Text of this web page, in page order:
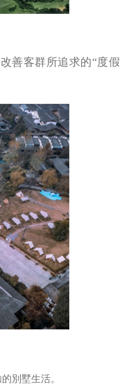
善客群所追求的“度假
別墅生活。